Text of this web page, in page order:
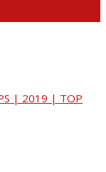
| 2019 | TOP